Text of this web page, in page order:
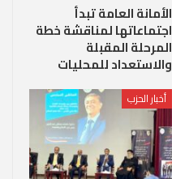
الأمانة العامة تبدأ
اجتماعاتها لمناقشة خطة
المرحلة المقبلة
والاستعداد للمحليات
أخبار الحزب